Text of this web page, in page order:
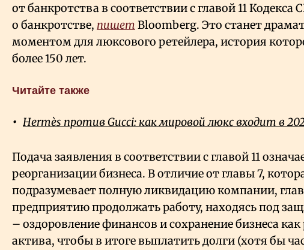
от банкротства в соответствии с главой 11 Кодекса
о банкротстве, пишет Bloomberg. Это станет
моментом для люксового ретейлера, история
более 150 лет.
Читайте также
Hermès против Gucci: как мировой люкс входит в
Подача заявления в соответствии с главой 11
реорганизации бизнеса. В отличие от главы 7,
подразумевает полную ликвидацию компании,
предприятию продолжать работу, находясь под
– оздоровление финансов и сохранение бизнеса
актива, чтобы в итоге выплатить долги (хотя бы